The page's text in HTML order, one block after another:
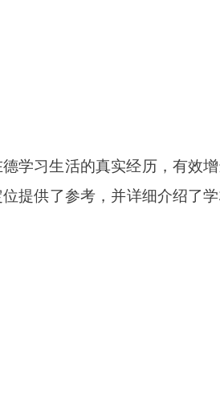
学习生活的真实经历，有效
提供了参考，并详细介绍了